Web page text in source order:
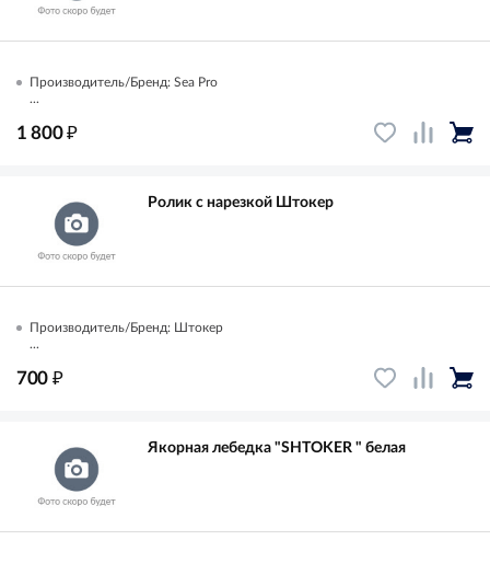
Производитель/Бренд: Sea Pro
...
1 800₽
Ролик с нарезкой Штокер
Производитель/Бренд: Штокер
...
700 ₽
Якорная лебедка "SHTOKER " белая